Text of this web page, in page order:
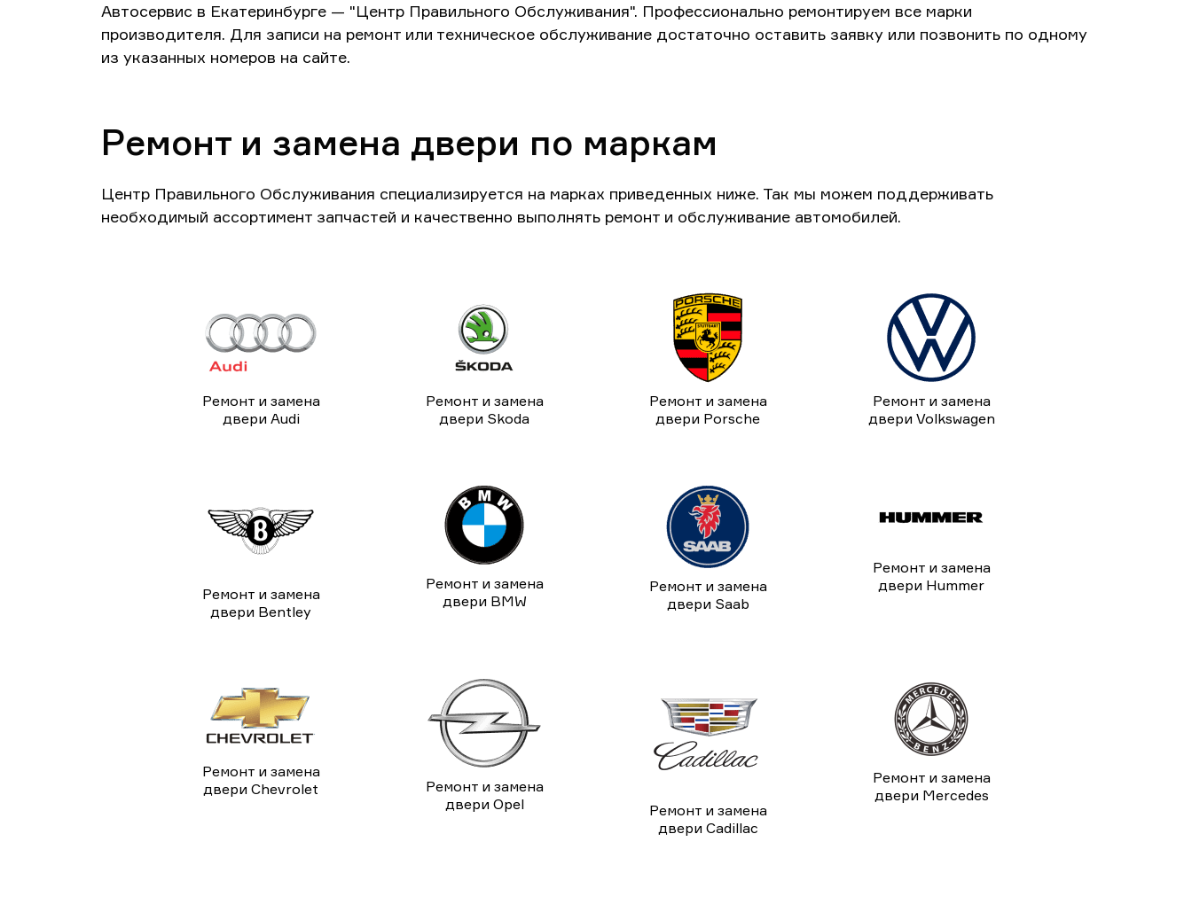
Автосервис в Екатеринбурге — "Центр Правильного Обслуживания". Профессионально ремонтируем все марки
производителя. Для записи на ремонт или техническое обслуживание достаточно оставить заявку или позвонить по одному
из указанных номеров на сайте.
Ремонт и замена двери по маркам
Центр Правильного Обслуживания специализируется на марках приведенных ниже. Так мы можем поддерживать
необходимый ассортимент запчастей и качественно выполнять ремонт и обслуживание автомобилей.
Ремонт и замена
двери Audi
Ремонт и замена
двери Skoda
Ремонт и замена
двери Porsche
Ремонт и замена
двери Volkswagen
Ремонт и замена
двери Bentley
Ремонт и замена
двери BMW
Ремонт и замена
двери Saab
Ремонт и замена
двери Hummer
Ремонт и замена
двери Chevrolet
Ремонт и замена
двери Opel
Ремонт и замена
двери Cadillac
Ремонт и замена
двери Mercedes